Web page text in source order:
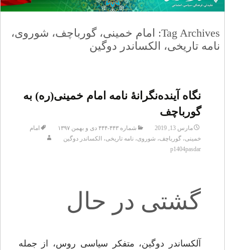
Tag Archives: امام خمینی، گورباچف، شوروی،
نامه تاریخی، الکساندر دوگین
نگاه آینده‌نگرانۀ نامه امام خمینی(ره) به
گورباچف
مارس 13, 2019 شماره ۴۴۳-۴۴۴ دی و بهمن ۱۳۹۷
امام
خمینی، گورباچف، شوروی، نامه تاریخی، الکساندر دوگین
p1404pasdar
گشتی در حال
آلکساندر دوگین، متفکر سیاسی روس، از جمله